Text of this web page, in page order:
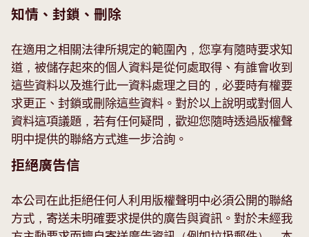
知情、封鎖、刪除
在適用之相關法律所規定的範圍內，您享有隨時要求知
道，被儲存起來的個人資料是從何處取得、有誰會收到
這些資料以及進行此一資料處理之目的，必要時有權要
求更正、封鎖或刪除這些資料。對於以上說明或對個人
資料這項議題，若有任何疑問，歡迎您隨時透過版權聲
明中提供的聯絡方式進一步洽詢。
拒絕廣告信
本公司在此拒絕任何人利用版權聲明中必須公開的聯絡
方式，寄送未明確要求提供的廣告與資訊。對於未經我